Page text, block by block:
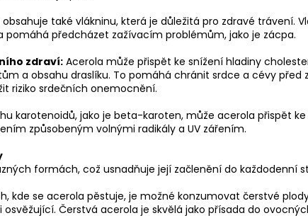
také vlákninu, která je důležitá pro zdravé trávení.
pomáhá předcházet zažívacím problémům, jako je zácpa.
zdraví: Acerola může přispět ke snížení hladiny
a obsahu draslíku. To pomáhá chránit srdce a cévy před
riziko srdečních onemocnění.
karotenoidů, jako je beta-karoten, může acerola přispět
způsobeným volnými radikály a UV zářením.
formách, což usnadňuje její začlenění do každodenní
kde se acerola pěstuje, je možné konzumovat čerstvé
Čerstvá acerola je skvělá jako přísada do